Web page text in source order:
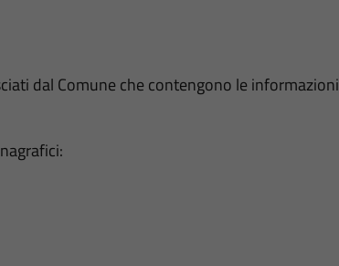
dal Comune che contengono le informazioni